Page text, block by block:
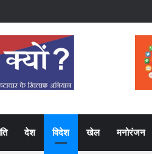
देश विदेश खेल मनोरंजन